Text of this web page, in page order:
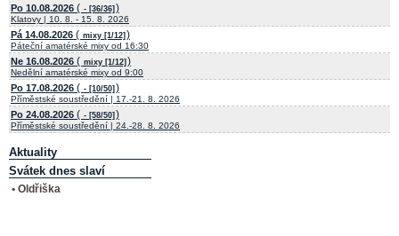
Po 10.08.2026 ( - [36/36] )
Klatovy | 10. 8. - 15. 8. 2026
Pá 14.08.2026 ( mixy [1/12] )
Páteční amatérské mixy od 16:30
Ne 16.08.2026 ( mixy [1/12] )
Nedělní amatérské mixy od 9:00
Po 17.08.2026 ( - [10/50] )
Příměstské soustředění | 17.-21. 8. 2026
Po 24.08.2026 ( - [58/50] )
Příměstské soustředění | 24.-28. 8. 2026
Aktuality
Svátek dnes slaví
• Oldřiška